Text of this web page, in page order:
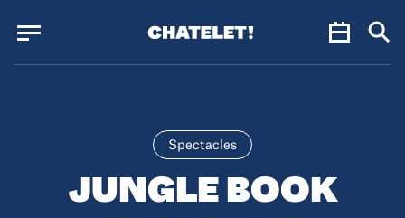
Spectacles
JUNGLE BOOK